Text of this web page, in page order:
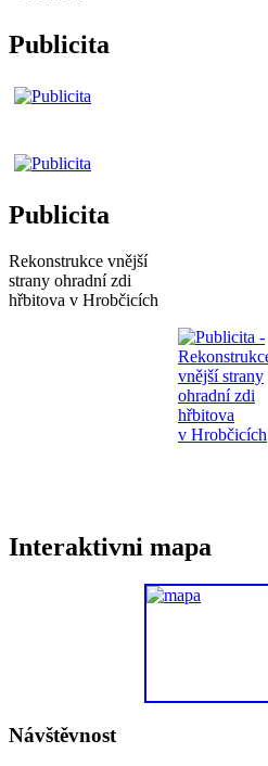
Publicita
Publicita
Rekonstrukce vnější
strany ohradní zdi
hřbitova v Hrobčicích
Interaktivni mapa
Návštěvnost